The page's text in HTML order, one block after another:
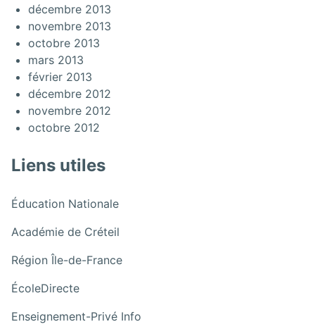
décembre 2013
novembre 2013
octobre 2013
mars 2013
février 2013
décembre 2012
novembre 2012
octobre 2012
Liens utiles
Éducation Nationale:
du
Académie de Créteil
du
Noël
Région Île-de-France:
hall
ÉcoleDirecte:
du
Enseignement-Privé Info